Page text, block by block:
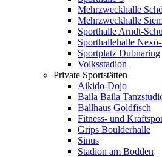
Mehrzweckhalle
Mehrzweckhalle
Sporthalle Arndt-
Sporthallehalle
Sportplatz Dubnaring
Volksstadion
Private Sportstätten
Aikido-Dojo
Baila Baila
Ballhaus Goldfisch
Fitness- und
Grips Boulderhalle
Sinus
Stadion am Bodden